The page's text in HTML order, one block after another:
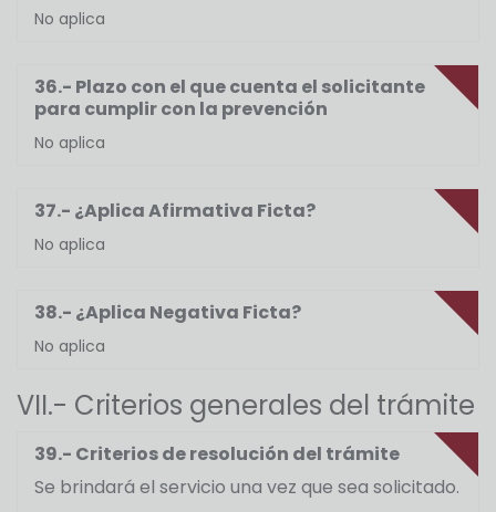
No aplica
36.- Plazo con el que cuenta el solicitante
para cumplir con la prevención
No aplica
37.- ¿Aplica Afirmativa Ficta?
No aplica
38.- ¿Aplica Negativa Ficta?
No aplica
VII.- Criterios generales del trámite
39.- Criterios de resolución del trámite
Se brindará el servicio una vez que sea solicitado.